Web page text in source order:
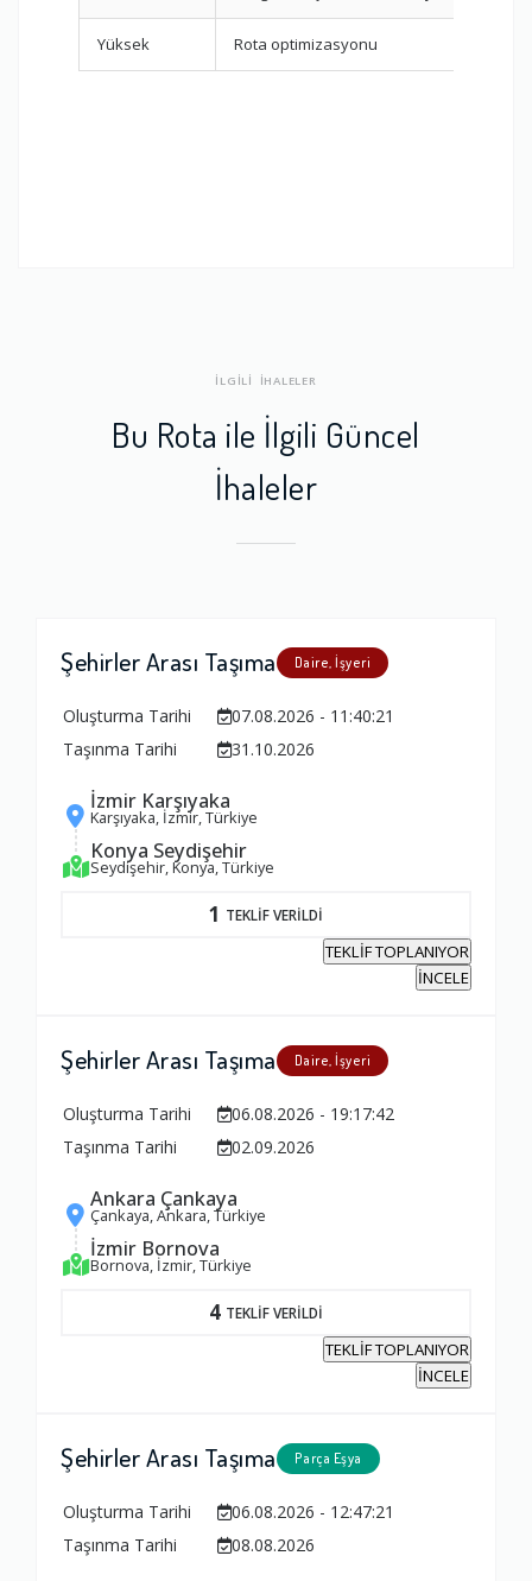
Yüksek Rota optimizasyonu
İLGİLİ İHALELER
Bu Rota ile İlgili Güncel
İhaleler
Şehirler Arası Taşıma Daire, İşyeri
Oluşturma Tarihi
07.08.2026 - 11:40:21
Taşınma Tarihi
31.10.2026
İzmir Karşıyaka
Karşıyaka, İzmir, Türkiye
Konya Seydişehir
Seydişehir, Konya, Türkiye
1 TEKLİF VERİLDİ
TEKLİF TOPLANIYOR
İNCELE
Şehirler Arası Taşıma Daire, İşyeri
Oluşturma Tarihi
06.08.2026 - 19:17:42
Taşınma Tarihi
02.09.2026
Ankara Çankaya
Çankaya, Ankara, Türkiye
İzmir Bornova
Bornova, İzmir, Türkiye
4 TEKLİF VERİLDİ
TEKLİF TOPLANIYOR
İNCELE
Şehirler Arası Taşıma Parça Eşya
Oluşturma Tarihi
06.08.2026 - 12:47:21
Taşınma Tarihi
08.08.2026